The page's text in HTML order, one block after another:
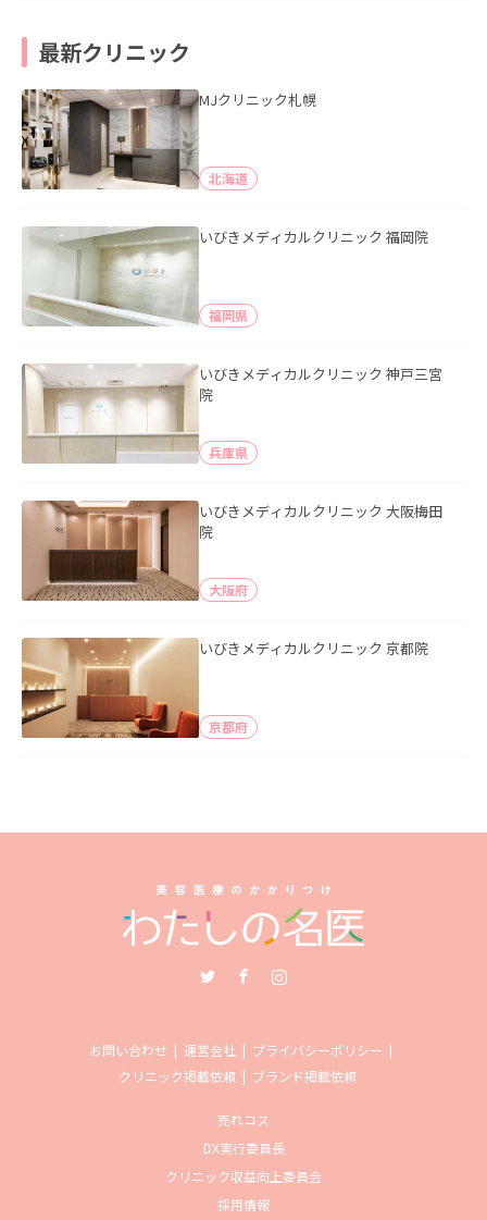
最新クリニック
MJクリニック札幌
北海道
いびきメディカルクリニック 福岡院
福岡県
いびきメディカルクリニック 神戸三宮
院
兵庫県
いびきメディカルクリニック 大阪梅田
院
大阪府
いびきメディカルクリニック 京都院
京都府
お問い合わせ 運営会社
プライバシーポリシー
クリニック掲載依頼
ブランド掲載依頼
売れコス
DX実行委員長
クリニック収益向上委員会
採用情報